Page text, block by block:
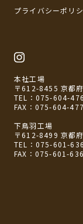
プライバシーポリ
本社工場
〒612-8455 京都
TEL： 075-604-
FAX：075-604-
下鳥羽工場
〒612-8499 京都
TEL： 075-601-
FAX：075-601-